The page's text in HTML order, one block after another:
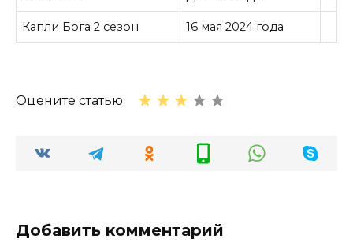
Капли Бога 2 сезон 16 мая 2024 года
Оцените статью
Добавить комментарий